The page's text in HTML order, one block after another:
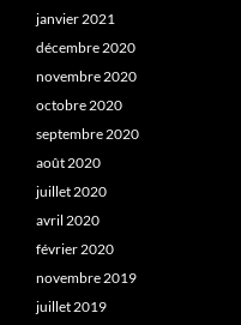
janvier 2021
décembre 2020
novembre 2020
octobre 2020
septembre 2020
août 2020
juillet 2020
avril 2020
février 2020
novembre 2019
juillet 2019